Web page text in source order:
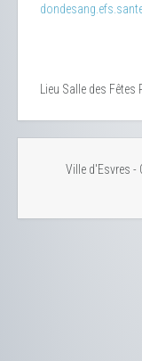
Lieu Salle des Fêtes
Ville d'Esvres